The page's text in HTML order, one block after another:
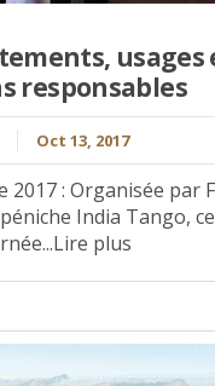
usages
responsables
Oct 13, 2017
2017 : Organisée par
India Tango,
plus